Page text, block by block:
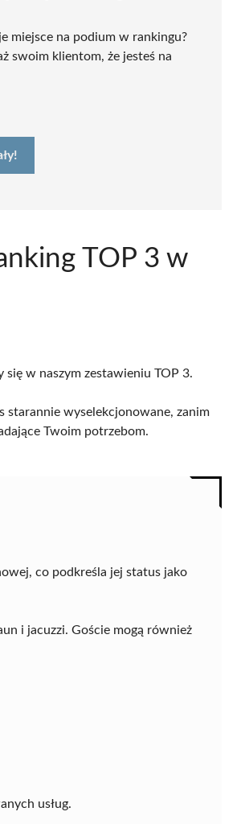
miejsce na podium w rankingu?
swoim klientom, że jesteś na
TOP 3 w
w naszym zestawieniu TOP 3.
starannie wyselekcjonowane, zanim
Twoim potrzebom.
co podkreśla jej status jako
i jacuzzi. Goście mogą również
usług.